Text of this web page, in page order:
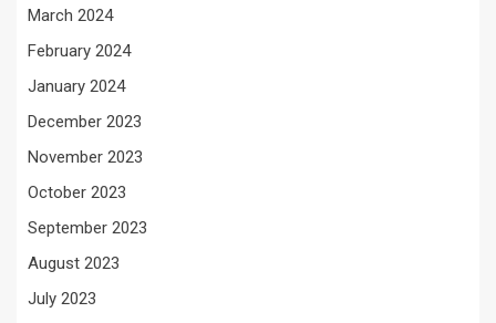
March 2024
February 2024
January 2024
December 2023
November 2023
October 2023
September 2023
August 2023
July 2023